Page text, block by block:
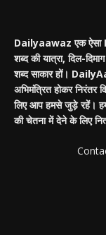
Dailyaawaz एक ऐसा
शब्द की यात्रा, दिल-
शब्द साकार हों।
अभिमंत्रित होकर निरंतर
लिए आप हमसे जुड़े रहें। हम
की चेतना में देने के लिए